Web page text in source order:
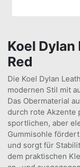
Koel
Red
Die Koel Dylan
modernen Stil mit
Das Obermaterial
durch rote Akzente
sportlichen, aber
Gummisohle
und sorgt für
dem praktischen